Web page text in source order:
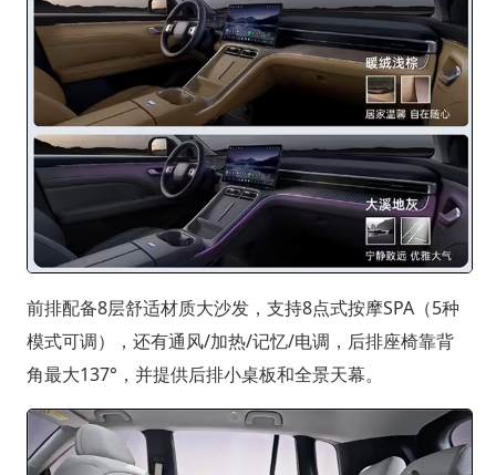
前排配备8层舒适材质大沙发，支持8点式按摩SPA（5种
模式可调），还有通风/加热/记忆/电调，后排座椅靠背
角最大137°，并提供后排小桌板和全景天幕。